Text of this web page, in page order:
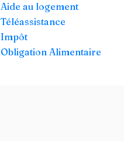
Aide au logement
Téléassistance
Impôt
Obligation Alimentaire